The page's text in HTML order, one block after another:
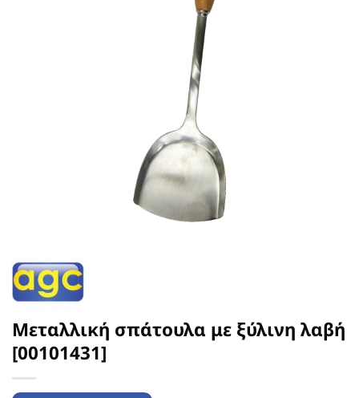
Μεταλλική σπάτουλα με ξύλινη λαβή
[00101431]